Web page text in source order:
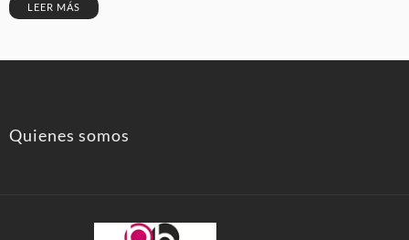
LEER MÁS
Quienes somos